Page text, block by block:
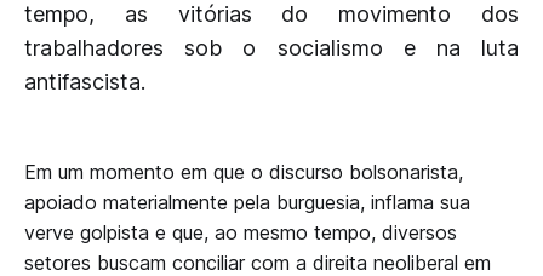
tempo, as vitórias do movimento dos
trabalhadores sob o socialismo e na luta
antifascista.
Em um momento em que o discurso bolsonarista,
apoiado materialmente pela burguesia, inflama sua
verve golpista e que, ao mesmo tempo, diversos
setores buscam conciliar com a direita neoliberal em